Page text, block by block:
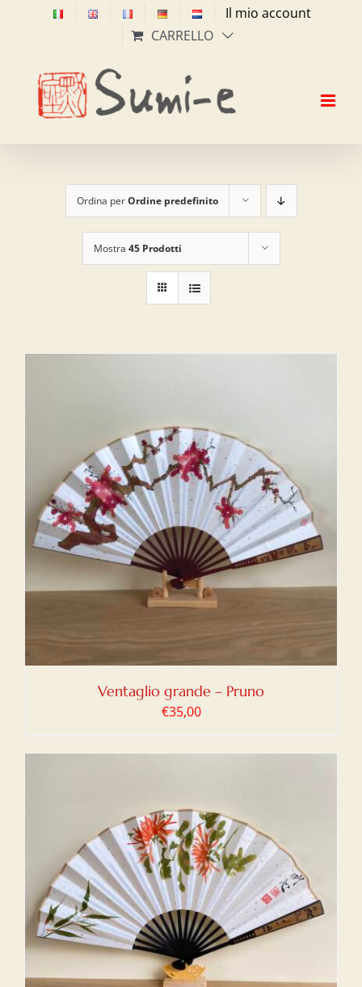
Il mio account
CARRELLO
Ordina perOrdine predefinito
Mostra 45 Prodotti
Ventaglio grande – Pruno
€35,00